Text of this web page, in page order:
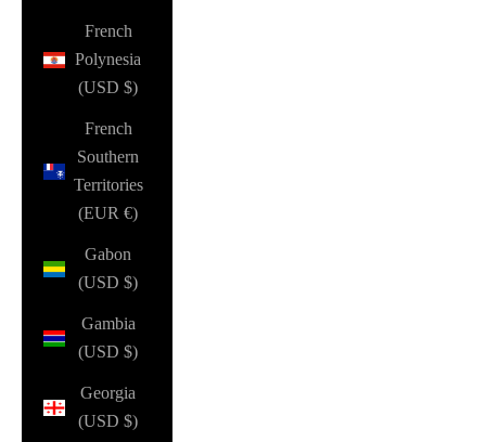
French
Polynesia
(USD $)
French
Southern
Territories
(EUR €)
Gabon
(USD $)
Gambia
(USD $)
Georgia
(USD $)